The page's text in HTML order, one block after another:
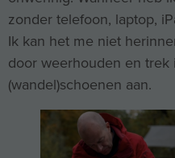
zonder telefoon, laptop,
Ik kan het me niet
door weerhouden en trek
(wandel)schoenen aan.